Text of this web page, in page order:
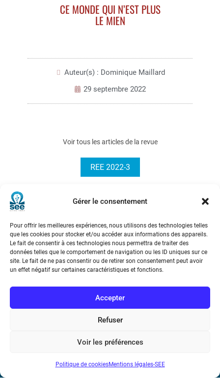
Gérer le consentement
Pour offrir les meilleures expériences, nous utilisons des technologies telles
que les cookies pour stocker et/ou accéder aux informations des appareils.
Le fait de consentir à ces technologies nous permettra de traiter des
données telles que le comportement de navigation ou les ID uniques sur ce
site. Le fait de ne pas consentir ou de retirer son consentement peut avoir
un effet négatif sur certaines caractéristiques et fonctions.
Accepter
Refuser
Voir les préférences
Politique de cookiesMentions légales-SEE
CE MONDE QUI N’EST PLUS
LE MIEN
Auteur(s) : Dominique Maillard
29 septembre 2022
Voir tous les articles de la revue
REE 2022-3
de l’Information et de la Communication
17 rue de l’Amiral Hamelin75116 Paris